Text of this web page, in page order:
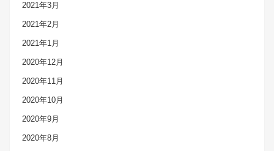
2021年3月
2021年2月
2021年1月
2020年12月
2020年11月
2020年10月
2020年9月
2020年8月